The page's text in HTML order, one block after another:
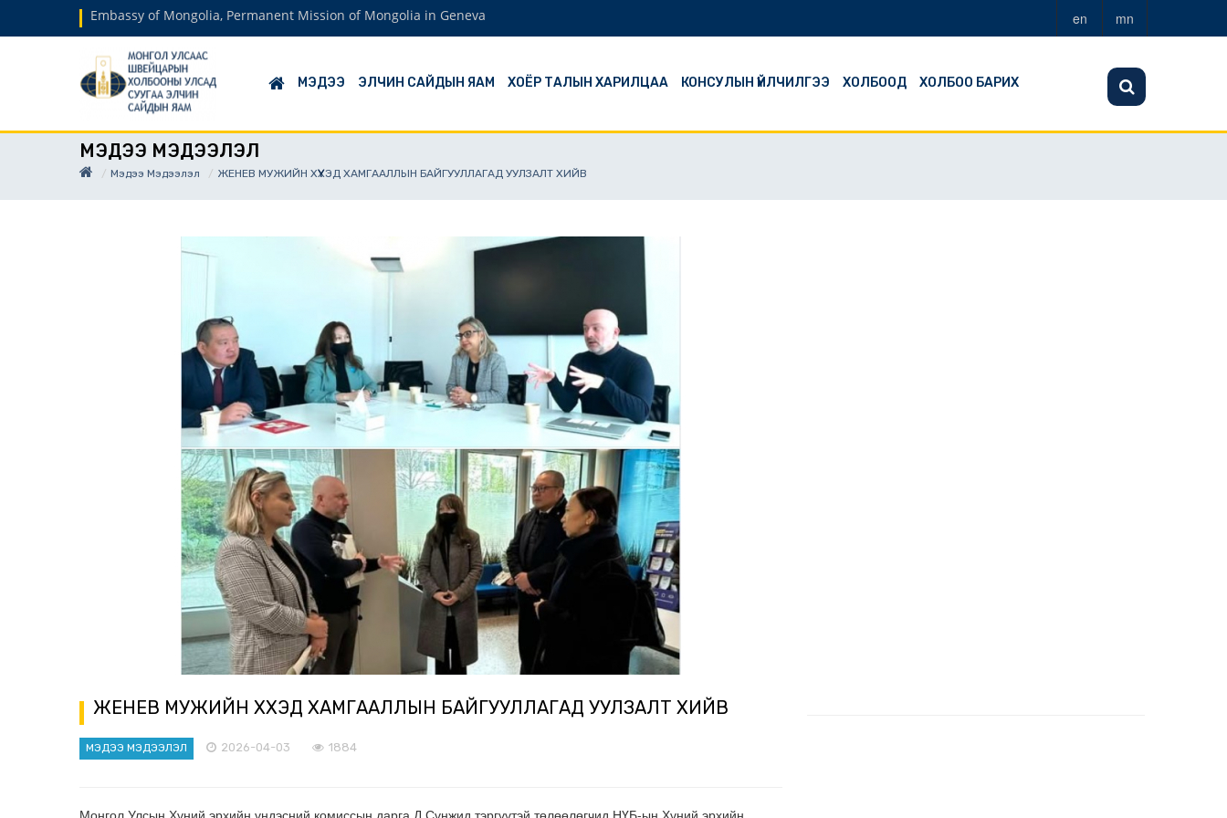
Embassy of Mongolia, Permanent Mission of Mongolia in Geneva en mn
МЭДЭЭ ЭЛЧИН САЙДЫН ЯАМ ХОЁР ТАЛЫН ХАРИЛЦАА КОНСУЛЫН ҮЙЛЧИЛГЭЭ ХОЛБООД ХОЛБОО БАРИХ
МЭДЭЭ МЭДЭЭЛЭЛ
Мэдээ Мэдээлэл ЖЕНЕВ МУЖИЙН ХҮҮХЭД ХАМГААЛЛЫН БАЙГУУЛЛАГАД УУЛЗАЛТ ХИЙВ
ЖЕНЕВ МУЖИЙН ХҮҮХЭД ХАМГААЛЛЫН БАЙГУУЛЛАГАД УУЛЗАЛТ ХИЙВ
МЭДЭЭ МЭДЭЭЛЭЛ 2026-04-03 1884
Монгол Улсын Хүний эрхийн үндэсний комиссын дарга Д.Сүнжид тэргүүтэй төлөөлөгчид НҮБ-ын Хүний эрхийн